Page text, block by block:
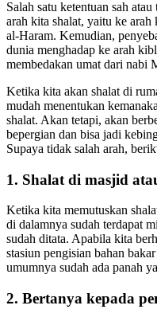
Salah satu ketentuan sah
arah kita shalat, yaitu ke
al-Haram. Kemudian,
dunia menghadap ke arah
membedakan umat dari nabi
Ketika kita akan shalat di
mudah menentukan
shalat. Akan tetapi, akan
bepergian dan bisa jadi
Supaya tidak salah arah,
1. Shalat di masjid
Ketika kita memutuskan
di dalamnya sudah terdapat
sudah ditata. Apabila kita
stasiun pengisian bahan
umumnya sudah ada panah
2. Bertanya kepada